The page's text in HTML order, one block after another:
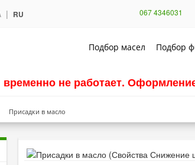
| RU 067 4346031
Подбор масел Подбор
не работает.
Присадки в масло